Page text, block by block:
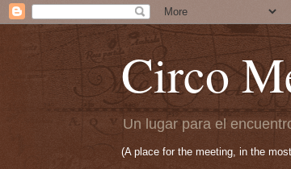
Circo
Un lugar para el
(A place for the meeting, in the